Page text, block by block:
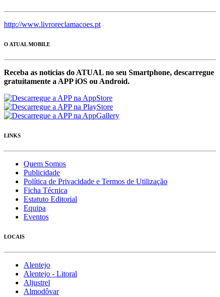
http://www.livroreclamacoes.pt
O ATUAL MOBILE
Receba as notícias do ATUAL no seu Smartphone, descarregue
gratuítamente a APP iOS ou Android.
LINKS
Quem Somos
Publicidade
Política de Privacidade e Termos de Utilização
Ficha Técnica
Estatuto Editorial
Equipa
Eventos
LOCAIS
Alentejo
Alentejo - Litoral
Aljustrel
Almodôvar